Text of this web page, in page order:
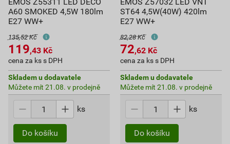
A60 SMOKED 4,5W 180lm
E27 WW+
135,52 Kč
119,43 Kč
cena za ks s DPH
Skladem u dodavatele
Můžete mít 21.08. v prodejně
ks
Do košíku
ST64 4,5W(40W) 420lm
E27 WW+
82,28 Kč
72,62 Kč
cena za ks s DPH
Skladem u dodavatele
Můžete mít 21.08. v prodejně
ks
Do košíku